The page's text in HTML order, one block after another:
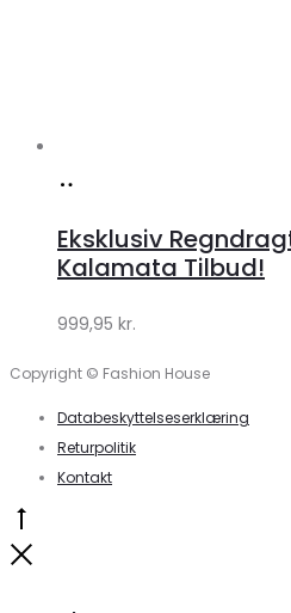
Klædeskabet.dk
Eksklusiv
Kalamata Tilbud!
999,95 kr.
Copyright © Fashion House
Databeskyttelseserklæring
Returpolitik
Kontakt